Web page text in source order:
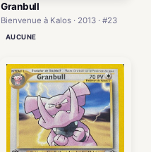
Granbull
Bienvenue à Kalos · 2013 · #23
AUCUNE